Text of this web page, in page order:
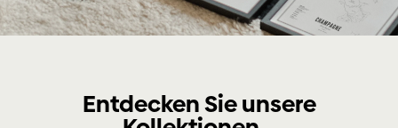
Entdecken Sie unsere